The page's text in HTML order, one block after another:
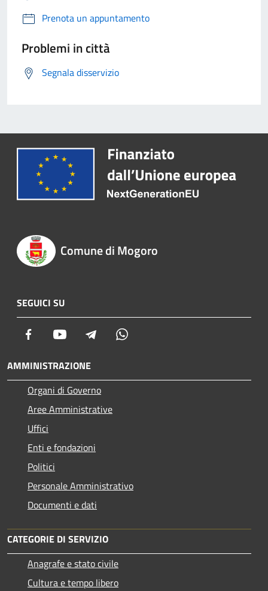
Prenota un appuntamento
Problemi in città
Segnala disservizio
Comune di Mogoro
SEGUICI SU
Facebook Youtube Telegram
AMMINISTRAZIONE
Organi di Governo
Aree Amministrative
Uffici
Enti e fondazioni
Politici
Personale Amministrativo
Documenti e dati
CATEGORIE DI SERVIZIO
Anagrafe e stato civile
Cultura e tempo libero